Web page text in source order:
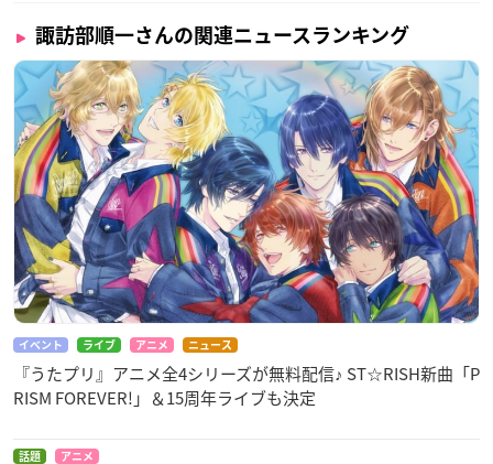
諏訪部順一さんの関連ニュースランキング
イベント ライブ アニメ ニュース
『うたプリ』アニメ全4シリーズが無料配信♪ ST☆RISH新曲「P
RISM FOREVER!」＆15周年ライブも決定
話題 アニメ